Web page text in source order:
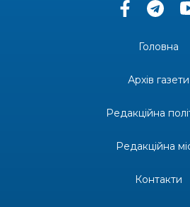
Солдат Ігор Ігорович
держава досі провалює
Майстер-клас «Троянди»
Головна
Архів газети
Редакційна
Редакційна
Контакти